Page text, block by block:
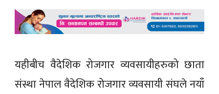
यहीबीच वैदेशिक रोजगार व्यवसायीहरुको छाता
संस्था नेपाल वैदेशिक रोजगार व्यवसायी संघले नयाँ